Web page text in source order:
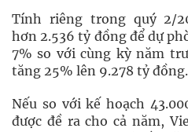
Tính riêng trong quý 2/
hơn 2.536 tỷ đồng để dự
7% so với cùng kỳ năm
tăng 25% lên 9.278 tỷ đồng.
Nếu so với kế hoạch
được đề ra cho cả năm,